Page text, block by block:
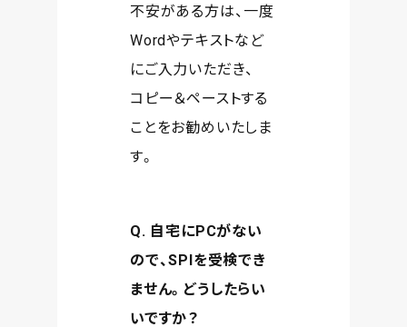
不安がある方は、一度
Wordやテキストなど
にご入力いただき、
コピー＆ペーストする
ことをお勧めいたしま
す。
Q. 自宅にPCがない
ので、SPIを受検でき
ません。どうしたらい
いですか？